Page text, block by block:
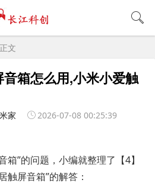
文
箱怎么用,小米小爱触
家
2026-07-08 00:25:39
箱”的问题，小编就整理了【4】
触屏音箱”的解答：